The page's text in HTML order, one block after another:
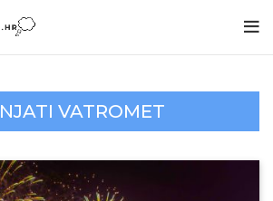
VATROMET